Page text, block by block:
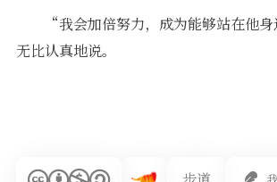
“我会加倍努力，成为能够站在他
无比认真地说。